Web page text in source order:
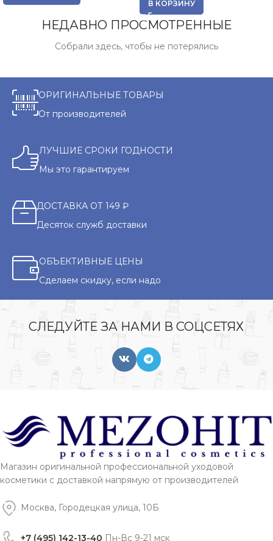
В КОРЗИНУ
НЕДАВНО ПРОСМОТРЕННЫЕ
Собрали здесь, чтобы не потерялись
ОРИГИНАЛЬНЫЕ ТОВАРЫ
От производителей
ЛУЧШИЕ СРОКИ ГОДНОСТИ
Мы это гарантируем
ДОСТАВКА ОТ 149 ₽
Десяток служб доставки
ОБЪЕКТИВНЫЕ ЦЕНЫ
Сделаем скидку, если надо
СЛЕДУЙТЕ ЗА НАМИ В СОЦСЕТЯХ
Магазин оригинальной профессиональной уходовой
косметики с доставкой напрямую от производителей
Москва, Городецкая улица, 10Б
+7 (495) 142-13-40 Пн-Вс 9-21 мск